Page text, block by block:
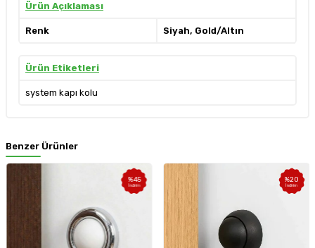
Ürün Açıklaması
Renk Siyah, Gold/Altın
Ürün Etiketleri
system kapı kolu
Benzer Ürünler
%45
İndirim
%20
İndirim